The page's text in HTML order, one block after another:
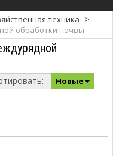
техника
>
обработки почвы
Новые